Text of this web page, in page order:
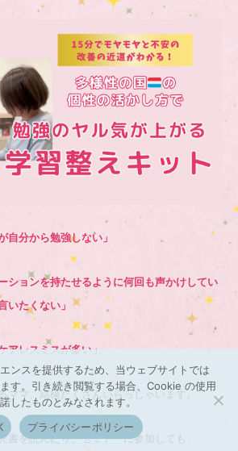
自分から勉強しない」
ションを持たせるように何回も声かけしてい
いたくない」
アレスミスが多い」
ママ、結構たくさんいらっしゃいます。
書を読んだり、セミナーに参加しても、
ンスを提供するため、当ウェブサイトでは
す。引き続き閲覧する場合、Cookie の使用
したものとみなされます。
プライバシーポリシー